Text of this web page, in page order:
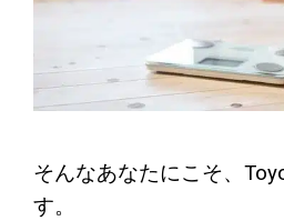
そんなあなたにこそ、
す。